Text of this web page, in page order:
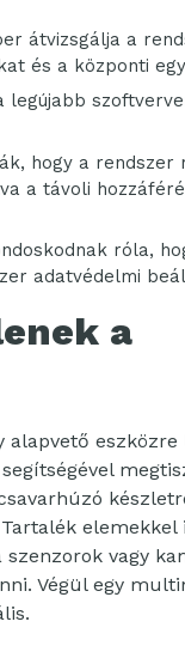
átvizsgálja a
és a központi
legújabb
hogy a
a távoli
róla,
adatvédelmi
a
eszközre
vagy
Végül egy